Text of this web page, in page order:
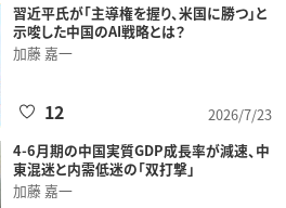
習近平氏が「主導権を握り、米国に勝つ」と
示唆した中国のAI戦略とは？
加藤 嘉一
2026/7/23
12
4-6月期の中国実質GDP成長率が減速、中
東混迷と内需低迷の「双打撃」
加藤 嘉一